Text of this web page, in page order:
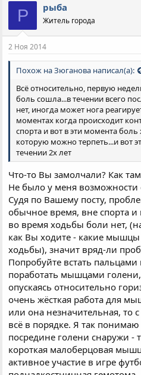
Р рыба
Житель города
2 Ноя 2014
Похож на Зюганова написал(а):
Всё относительно, первую
боль сошла...в течении всего
нет, иногда может нога
моментах когда происходит
спорта и вот в эти момента боль
которую можно терпеть...и вот
течении 2х лет
Что-то Вы замолчали? Как
Не было у меня возможности
Судя по Вашему посту,
обычное время, вне спорта и
во время ходьбы боли нет,
как Вы ходите - какие
ходьбы), значит вряд-ли
Попробуйте встать
поработать мышцами
опускаясь относительно
очень жёсткая работа для
или она незначительная, то
всё в порядке. Я так понимаю
посредине голени снаружи -
короткая малоберцовая
активное участие в игре